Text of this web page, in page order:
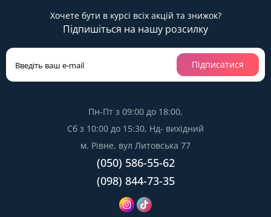
Хочете бути в курсі всіх акцій та знижок?
Підпишіться на нашу розсилку
Підписатися
Пн-Пт з 09:00 до 18:00,
Сб з 10:00 до 15:30, Нд- вихідний
м. Рівне, вул Литовська 77
(050) 586-55-62
(098) 844-73-35